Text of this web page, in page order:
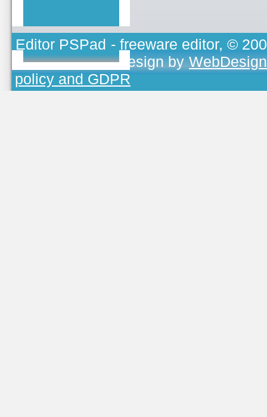
Editor PSPad - freeware editor, ©
TOJEONO.CZ, design by
policy and GDPR